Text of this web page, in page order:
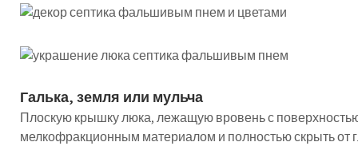
Галька, земля или мульча
Плоскую крышку люка, лежащую вровень с
мелкофракционным материалом и полностью скрыть от